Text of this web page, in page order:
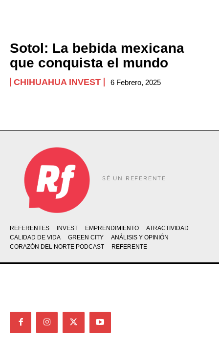
Sotol: La bebida mexicana
que conquista el mundo
CHIHUAHUA INVEST 6 Febrero, 2025
SÉ UN REFERENTE
REFERENTES INVEST EMPRENDIMIENTO
ATRACTIVIDAD
CALIDAD DE VIDA
GREEN CITY
ANÁLISIS Y OPINIÓN
CORAZÓN DEL NORTE PODCAST
REFERENTE